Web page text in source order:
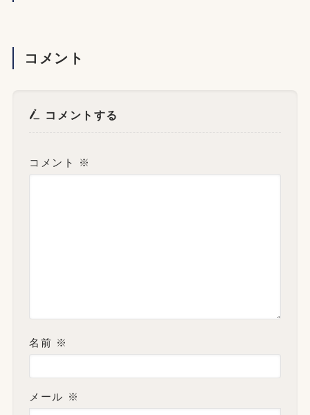
コメント
コメントする
コメント ※
名前 ※
メール ※